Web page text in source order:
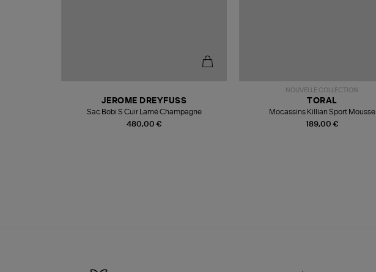
480,00 €
JEROME DREYFUSS
Sac Bobi S Cuir Lamé Champagne
NOUVELLE COLLECTION
189,00 €
TORAL
Mocassins Killian Sport Mousse